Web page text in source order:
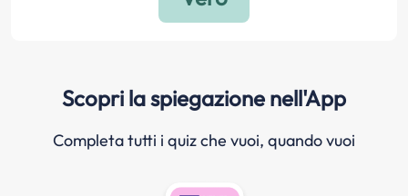
Scopri la spiegazione nell'App
Completa tutti i quiz che vuoi, quando vuoi